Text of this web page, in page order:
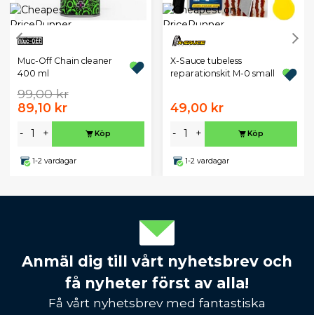
Muc-Off Chain cleaner
400 ml
99,00 kr
89,10 kr
- + Köp
1-2 vardagar
X-Sauce tubeless
reparationskit M-0 small
49,00 kr
- + Köp
1-2 vardagar
Anmäl dig till vårt nyhetsbrev och
få nyheter först av alla!
Få vårt nyhetsbrev med fantastiska